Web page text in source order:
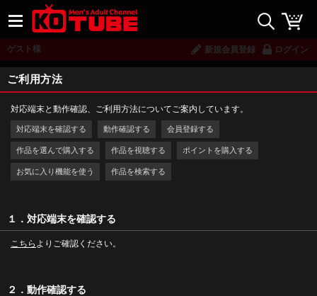
ゲスト様 新規会員登録 ログイン
ご利用方法
対応端末と動作確認、ご利用方法についてご案内しています。
対応端末を確認する 動作確認する 会員登録する
作品を選んで購入する 作品を視聴する ポイントを購入する
お気に入り機能を使う 作品を検索する
１．対応端末を確認する
こちら よりご確認ください。
２．動作確認する